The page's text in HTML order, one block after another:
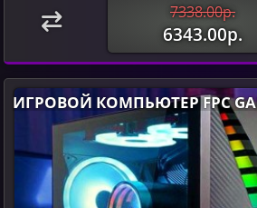
7338.00р.
6343.00р.
ИГРОВОЙ КОМПЬЮТЕР FPC